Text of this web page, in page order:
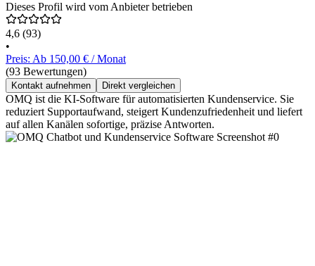
Dieses Profil wird vom Anbieter betrieben
4,6 (93)
•
Preis: Ab 150,00 € / Monat
(93 Bewertungen)
Kontakt aufnehmen Direkt vergleichen
OMQ ist die KI-Software für automatisierten Kundenservice. Sie
reduziert Supportaufwand, steigert Kundenzufriedenheit und liefert
auf allen Kanälen sofortige, präzise Antworten.